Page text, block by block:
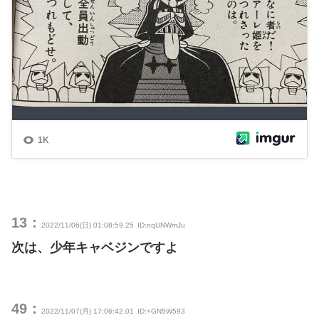
13： 2022/11/06(日) 01:08:59.25 ID:nqUNWmJu
次は、少年キャベジンですよ
49： 2022/11/07(月) 17:06:42.01 ID:+GN5W593